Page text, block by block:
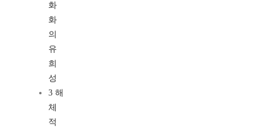
화
화
의
유
희
성
3 해
체
적